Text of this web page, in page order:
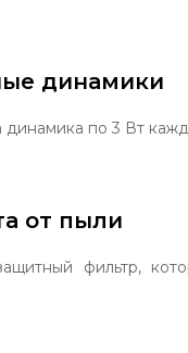
динамики
динамика по 3 Вт
от пыли
фильтр,